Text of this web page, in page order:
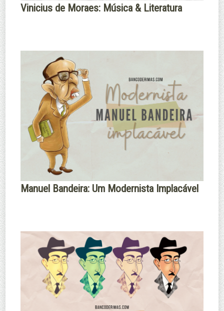
Vinicius de Moraes: Música & Literatura
Manuel Bandeira: Um Modernista Implacável